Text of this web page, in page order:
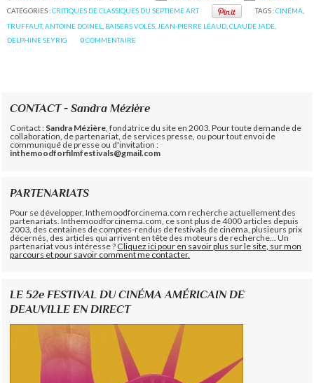
CATÉGORIES :CRITIQUES DE CLASSIQUES DU SEPTIEME ART TAGS :CINÉMA
TRUFFAUT,ANTOINE DOINEL BAISERS VOLÉS JEAN-PIERRE LÉAUD ,CLAUDE JADE
DELPHINE SEYRIG
0COMMENTAIRE
CONTACT - Sandra Mézière
Contact : Sandra Mézière , fondatrice du site en 2003. Pour toute demande de
collaboration, de partenariat, de services presse, ou pour tout envoi de
communiqué de presse ou d'invitation :
inthemoodforfilmfestivals@gmail.com
PARTENARIATS
Pour se développer, Inthemoodforcinema.com recherche actuellement des
partenariats. Inthemoodforcinema.com, ce sont plus de 4000 articles depuis
2003, des centaines de comptes-rendus de festivals de cinéma, plusieurs prix
décernés, des articles qui arrivent en tête des moteurs de recherche... Un
partenariat vous intéresse ?Cliquez ici pour en savoir plus sur le site, sur mon
parcours et pour savoir comment me contacter.
LE 52e FESTIVAL DU CINÉMA AMÉRICAIN DE
DEAUVILLE EN DIRECT